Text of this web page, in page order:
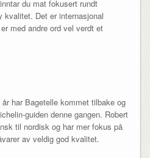
du mat fokusert rundt
kvalitet. Det er internasjonal
med andre ord vel verdt et
har Bagetelle kommet tilbake og
guiden denne gangen. Robert
til nordisk og har mer fokus på
av veldig god kvalitet.